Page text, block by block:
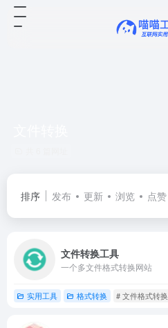
排序 发布 更新 浏览 点赞
文件转换工具
一个多文件格式转换网站
实用工具 格式转换 # 文件格式转换